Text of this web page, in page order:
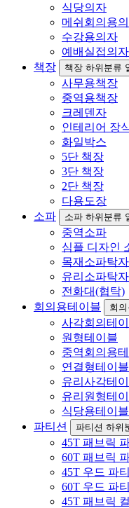
식당의자
메쉬회의용
수강용의자
예배실접의자
책장
책장 하위분류
사무용책장
중역용책장
크레덴자
인테리어 장
화일박스
5단 책장
3단 책장
2단 책장
다용도장
소파
소파 하위분류
중역소파
심플 디자인
목재소파탁자
유리소파탁자
전화대(협탁)
회의용테이블
회
사각회의테
원형테이블
중역회의용
연결형테이블
유리사각테
유리원형테
식당용테이블
파티션
파티션 하위
45T 패브릭
60T 패브릭
45T 우드 파
60T 우드 파
45T 패브릭